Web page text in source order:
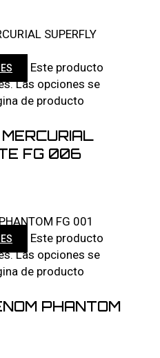
Este producto
Las opciones se
de producto
FG 006
Este producto
Las opciones se
de producto
PHANTOM